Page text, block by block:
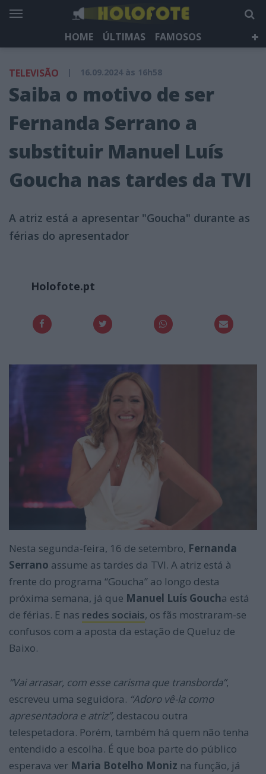
HOME ÚLTIMAS
FAMOSOS
HOLOFOTE TV
NEWSLETTER
TELEVISÃO | 16.09.2024 às 16h58
Saiba o motivo de ser
Fernanda Serrano a
substituir Manuel Luís
Goucha nas tardes da TVI
A atriz está a apresentar "Goucha" durante as
férias do apresentador
Holofote.pt
Nesta segunda-feira, 16 de setembro, Fernanda
Serrano assume as tardes da TVI. A atriz está à
frente do programa “Goucha” ao longo desta
próxima semana, já que Manuel Luís Goucha está
de férias. E nas redes sociais, os fãs mostraram-se
confusos com a aposta da estação de Queluz de
Baixo.
“Vai arrasar, com esse carisma que transborda”,
escreveu uma seguidora. “Adoro vê-la como
apresentadora e atriz”, destacou outra
telespetadora. Porém, também há quem não tenha
entendido a escolha. É que boa parte do público
esperava ver Maria Botelho Moniz na função, já